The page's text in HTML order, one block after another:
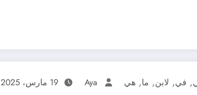
, في, لابن, ما, هي Aya 19 مارس، 2025